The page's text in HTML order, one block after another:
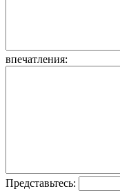
впечатления:
Представьтесь: